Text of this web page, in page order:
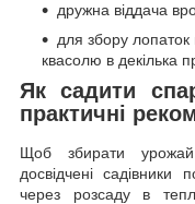
дружна віддача
для збору лопаток
квасолю в декілька
Як садити
практичні
Щоб збирати урожай
досвідчені
через розсаду в